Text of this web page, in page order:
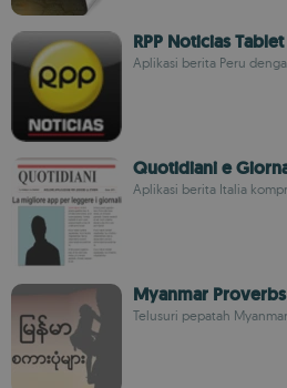
RPP Noticias Tablet
Aplikasi berita Peru
Quotidiani e
Aplikasi berita Italia
Myanmar Proverbs
Telusuri pepatah